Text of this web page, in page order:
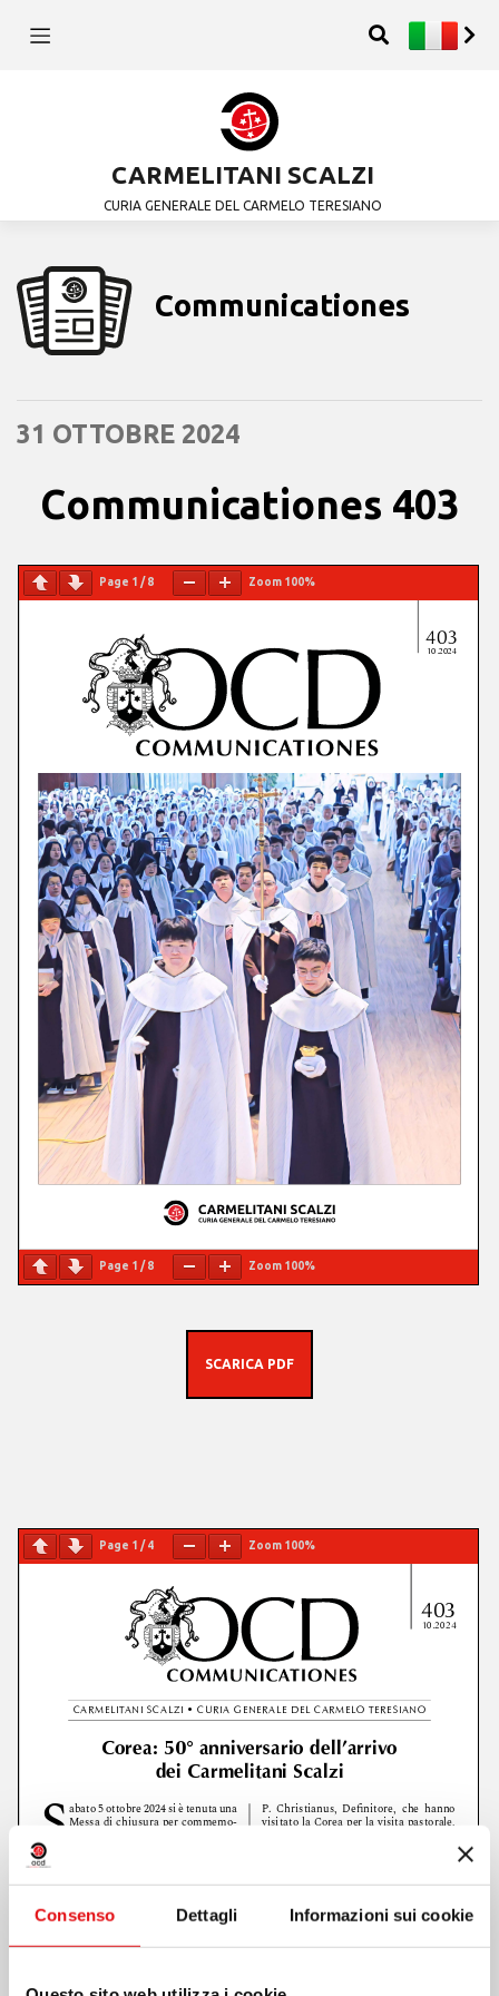
Consenso Dettagli Informazioni sui cookie
CARMELITANI SCALZI
CURIA GENERALE DEL CARMELO TERESIANO
Communicationes
31 OTTOBRE 2024
Communicationes 403
Page 1 /8 Zoom 100%
Page 1 /8 Zoom 100%
SCARICA PDF
Page 1 /4 Zoom 100%